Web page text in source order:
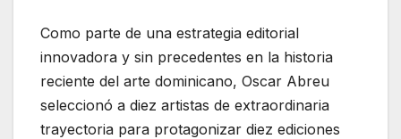
Como parte de una estrategia editorial
innovadora y sin precedentes en la historia
reciente del arte dominicano, Oscar Abreu
seleccionó a diez artistas de extraordinaria
trayectoria para protagonizar diez ediciones